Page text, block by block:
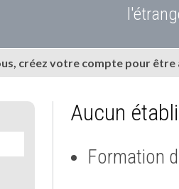
créez votre compte pour
Aucun
Formation